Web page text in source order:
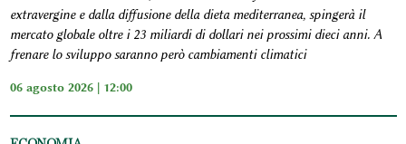
extravergine e dalla diffusione della dieta mediterranea, spingerà il
mercato globale oltre i 23 miliardi di dollari nei prossimi dieci anni. A
frenare lo sviluppo saranno però cambiamenti climatici
06 agosto 2026 | 12:00